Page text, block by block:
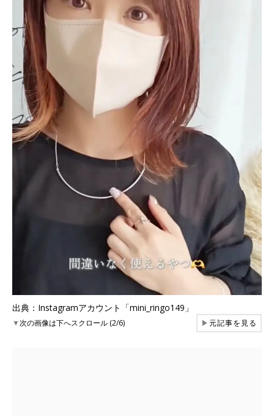
出典：Instagramアカウント「mini_ringo149」
▼次の画像は下へスクロール (2/6) ▶元記事を見る